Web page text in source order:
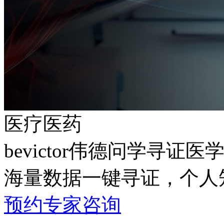
医疗医药
bevictor伟德问学寻证医
海量数据一键寻证，个
预约专家咨询